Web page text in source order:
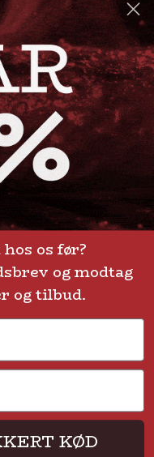
10-15
Om Steak-out.dk
os før?
og modtag
og tilbud.
KØD